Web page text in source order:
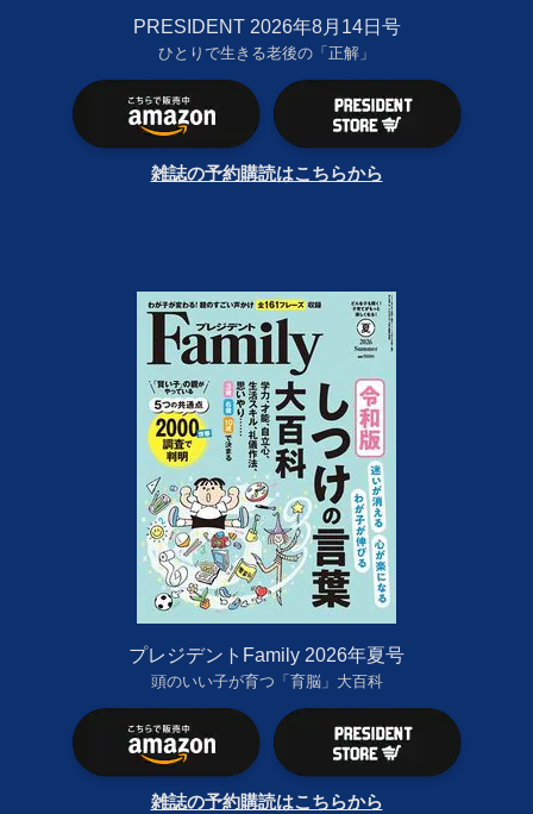
PRESIDENT 2026年8月14日号
ひとりで生きる老後の「正解」
雑誌の予約購読はこちらから
プレジデントFamily 2026年夏号
頭のいい子が育つ「育脳」大百科
雑誌の予約購読はこちらから